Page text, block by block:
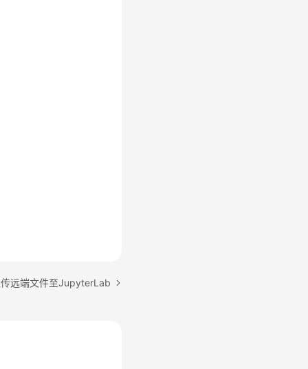
远端文件至JupyterLab